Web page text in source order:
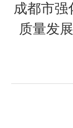
成都市强
质量发